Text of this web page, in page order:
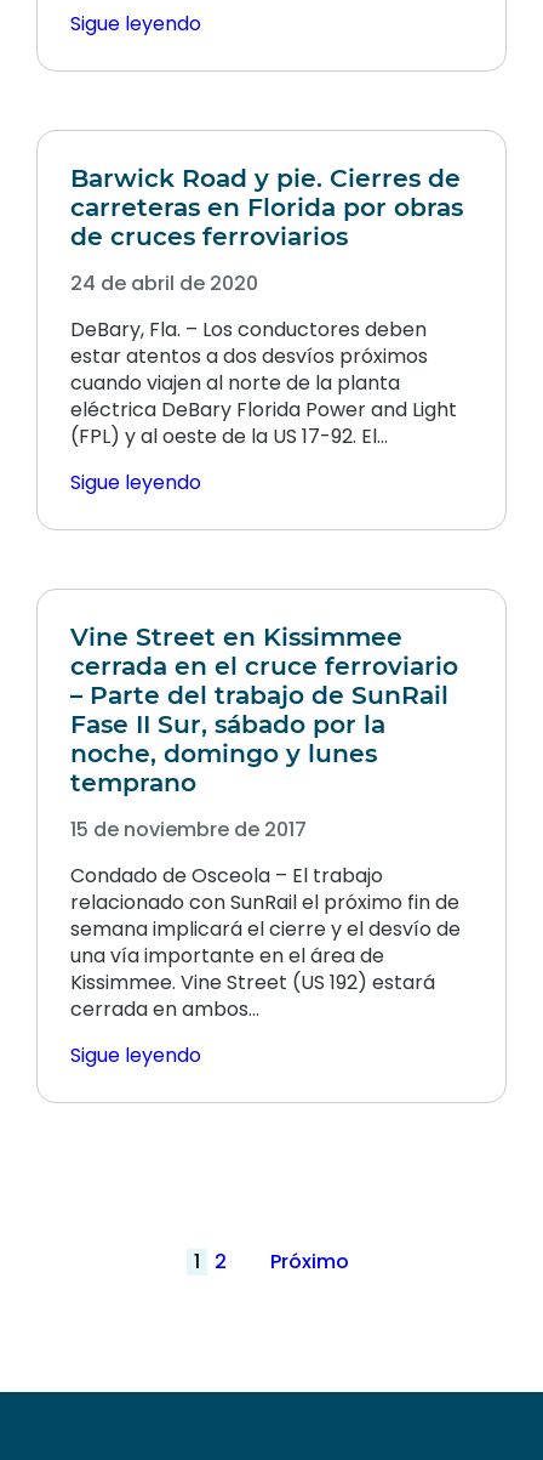
Sigue leyendo
Barwick Road y pie. Cierres de
carreteras en Florida por obras
de cruces ferroviarios
24 de abril de 2020
DeBary, Fla. – Los conductores deben
estar atentos a dos desvíos próximos
cuando viajen al norte de la planta
eléctrica DeBary Florida Power and Light
(FPL) y al oeste de la US 17-92. El…
Sigue leyendo
Vine Street en Kissimmee
cerrada en el cruce ferroviario
– Parte del trabajo de SunRail
Fase II Sur, sábado por la
noche, domingo y lunes
temprano
15 de noviembre de 2017
Condado de Osceola – El trabajo
relacionado con SunRail el próximo fin de
semana implicará el cierre y el desvío de
una vía importante en el área de
Kissimmee. Vine Street (US 192) estará
cerrada en ambos...
Sigue leyendo
Paginación
1 2 Próximo